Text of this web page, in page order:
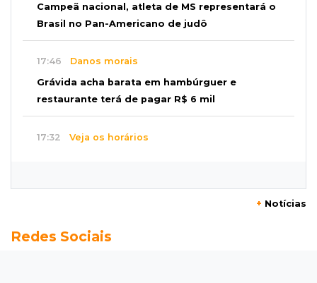
Campeã nacional, atleta de MS representará o
Brasil no Pan-Americano de judô
17:46 Danos morais
Grávida acha barata em hambúrguer e
restaurante terá de pagar R$ 6 mil
17:32 Veja os horários
Nova lei pune deepfakes sexuais com crianças
+ Notícias
Redes Sociais